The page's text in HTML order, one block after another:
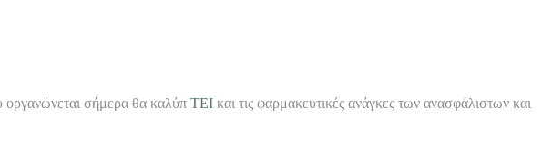
οργανώνεται σήμερα θα καλύπ ΤΕΙ και τις φαρμακευτικές ανάγκες των ανασφάλιστων και